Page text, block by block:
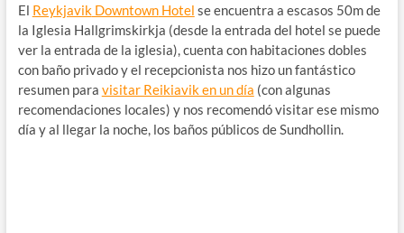
El ReykjavikDowntownHotel se encuentra a escasos 50m de
la Iglesia Hallgrimskirkja (desde la entrada del hotel se puede
ver la entrada de la iglesia), cuenta con habitaciones dobles
con baño privado y el recepcionista nos hizo un fantástico
resumen para visitar Reikiavik en un día (con algunas
recomendaciones locales) y nos recomendó visitar ese mismo
día y al llegar la noche, los baños públicos de Sundhollin.